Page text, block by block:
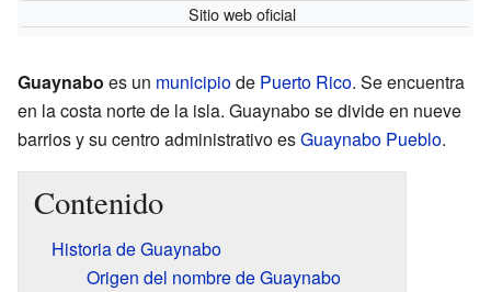
Sitio web oficial
Guaynabo es un municipiode Puerto Rico. Se encuentra
en la costa norte de la isla. Guaynabo se divide en nueve
barrios y su centro administrativo esGuaynabo Pueblo.
Contenido
Historia de Guaynabo
Origen del nombre de Guaynabo